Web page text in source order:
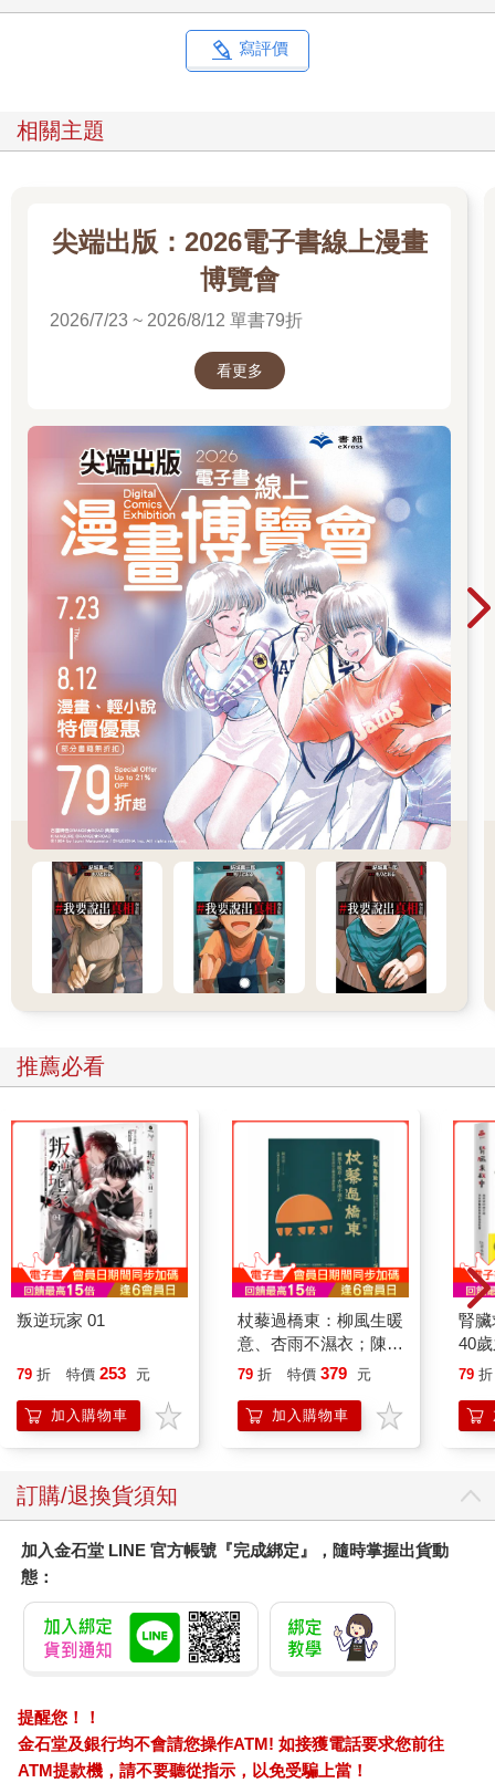
寫評價
相關主題
尖端出版：2026電子書線上漫畫
博覽會
2026/7/23 ~ 2026/8/12 單書79折
看更多
推薦必看
叛逆玩家 01
79 折 特價 253 元
加入購物車
杖藜過橋東：柳風生暖
意、杏雨不濕衣；陳亮
恭談以心轉境的適齡漫
79 折 特價 379 元
加入購物車
腎
40
就
79 折
訂購/退換貨須知
加入金石堂 LINE 官方帳號『完成綁定』，隨時掌握出貨動
態：
提醒您！！
金石堂及銀行均不會請您操作ATM! 如接獲電話要求您前往
ATM提款機，請不要聽從指示，以免受騙上當！